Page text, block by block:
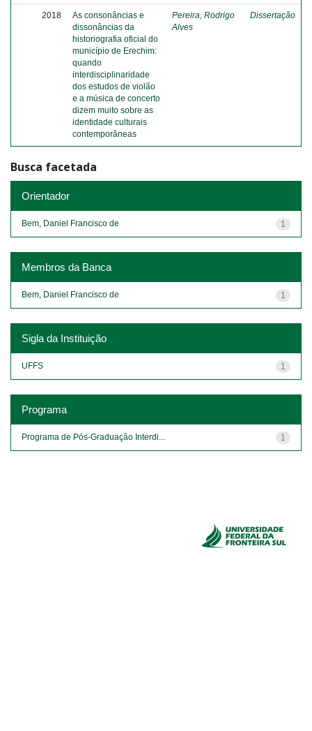
2018
As consonâncias e
dissonâncias da
historiografia oficial do
município de Erechim:
quando
interdisciplinaridade
dos estudos de violão
e a música de concerto
dizem muito sobre as
identidade culturais
contemporâneas
Pereira, Rodrigo
Alves
Dissertação
Busca facetada
Orientador
1
Bem, Daniel Francisco de
Membros da Banca
1
Bem, Daniel Francisco de
Sigla da Instituição
1
UFFS
Programa
1
Programa de Pós-Graduação Interdi...